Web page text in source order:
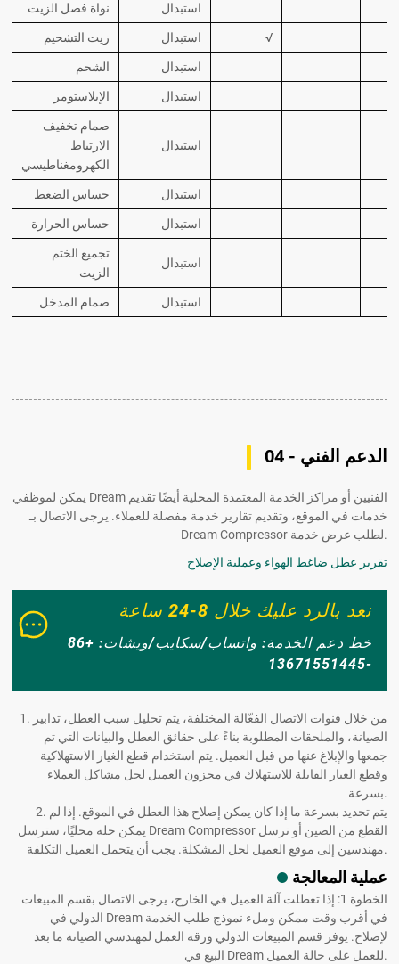
نواة فصل الزيت استبدال
زيت التشحيم استبدال √
الشحم استبدال
الإيلاستومر استبدال
صمام تخفيف
الارتباط
الكهرومغناطيسي
استبدال
حساس الضغط استبدال
حساس الحرارة استبدال
تجميع الختم
الزيت
استبدال
صمام المدخل استبدال
04 - الدعم الفني
يمكن لموظفي Dream الفنيين أو مراكز الخدمة المعتمدة المحلية أيضًا تقديم
خدمات في الموقع، وتقديم تقارير خدمة مفصلة للعملاء. يرجى الاتصال بـ
Dream Compressor لطلب عرض خدمة.
تقرير عطل ضاغط الهواء وعملية الإصلاح
نعد بالرد عليك خلال 8-24 ساعة
خط دعم الخدمة: واتساب/سكايب/ويشات: +86
-13671551445
1. من خلال قنوات الاتصال الفعّالة المختلفة، يتم تحليل سبب العطل، تدابير
الصيانة، والملحقات المطلوبة بناءً على حقائق العطل والبيانات التي تم
جمعها والإبلاغ عنها من قبل العميل. يتم استخدام قطع الغيار الاستهلاكية
وقطع الغيار القابلة للاستهلاك في مخزون العميل لحل مشاكل العملاء
بسرعة.
2. يتم تحديد بسرعة ما إذا كان يمكن إصلاح هذا العطل في الموقع. إذا لم
يمكن حله محليًا، سترسل Dream Compressor القطع من الصين أو ترسل
مهندسين إلى موقع العميل لحل المشكلة. يجب أن يتحمل العميل التكلفة.
عملية المعالجة
الخطوة 1: إذا تعطلت آلة العميل في الخارج، يرجى الاتصال بقسم المبيعات
الدولي في Dream في أقرب وقت ممكن وملء نموذج طلب الخدمة
لإصلاح. يوفر قسم المبيعات الدولي ورقة العمل لمهندسي الصيانة ما بعد
البيع في Dream للعمل على حالة العميل.